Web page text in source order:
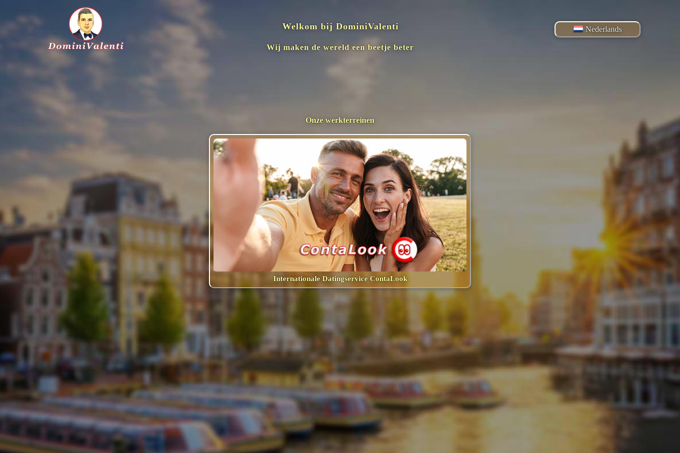
Welkom bij DominiValenti
Wij maken de wereld een beetje beter
Nederlands
Onze werkterreinen
Internationale Datingservice ContaLook